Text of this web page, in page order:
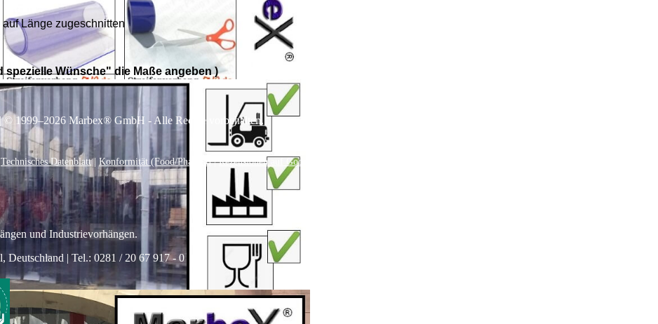
Länge zugeschnitten
spezielle Wünsche" die Maße angeben )
© 1999–2026 Marbex® GmbH - Alle Rechte vorbehalten.
Technisches Datenblatt| Konformität (Food/Pharma)|Rezensionen auf Google ansehen
und Industrievorhängen.
| Tel.: 0281 / 20 67 917 - 0